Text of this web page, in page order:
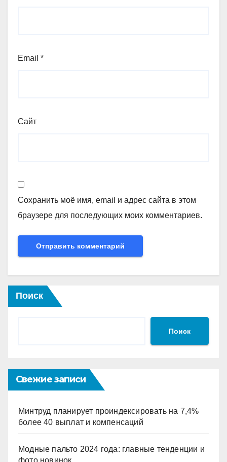
Email *
Сайт
Сохранить моё имя, email и адрес сайта в этом
браузере для последующих моих комментариев.
Поиск
Поиск
Свежие записи
Минтруд планирует проиндексировать на 7,4%
более 40 выплат и компенсаций
Модные пальто 2024 года: главные тенденции и